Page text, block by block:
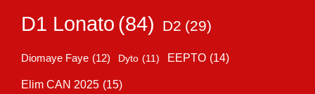
D1 Lonato (84) D2 (29)
Diomaye Faye (12) Dyto (11) EEPTO (14)
Elim CAN 2025 (15)